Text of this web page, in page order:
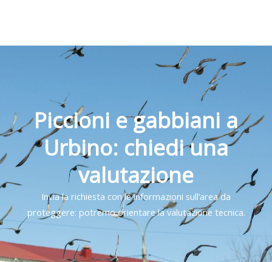
Piccioni e gabbiani a
Urbino: chiedi una
valutazione
Invia la richiesta con le informazioni sull’area da
proteggere: potremo orientare la valutazione tecnica.